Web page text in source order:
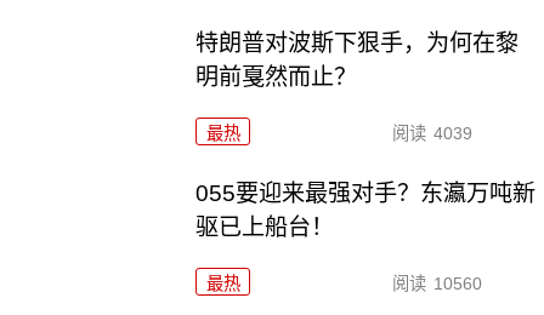
特朗普对波斯下狠手，为何在黎
明前戛然而止？
最热 阅读 4039
055要迎来最强对手？东瀛万吨新
驱已上船台！
最热 阅读 10560